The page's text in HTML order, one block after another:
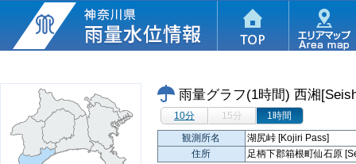
雨量グラフ(1時間) 西湘
10分 15分
1時間
観測所名
湖尻峠 [Kojiri Pass]
住所
足柄下郡箱根町仙石原